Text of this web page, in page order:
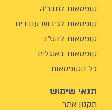
קופסאות לחבר'ה
קופסאות לגיבוש עובדים
קופסאות להט"ב
קופסאות באנגלית
כל הקופסאות
תנאי שימוש
תקנון אתר